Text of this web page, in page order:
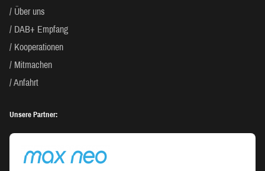
Über uns
DAB+ Empfang
Kooperationen
Mitmachen
Anfahrt
Unsere Partner: